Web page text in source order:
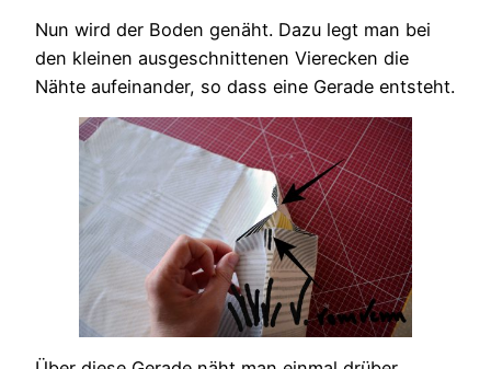
Nun wird der Boden genäht. Dazu legt man bei
den kleinen ausgeschnittenen Vierecken die
Nähte aufeinander, so dass eine Gerade entsteht.